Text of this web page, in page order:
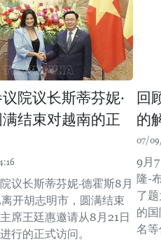
院议长斯蒂芬妮·
结束对越南的正
议长斯蒂芬妮·德霍斯8月
开胡志明市，圆满结束
席王廷惠邀请从8月21日
行的正式访问。
回
的
07/
9月
隆-
了
的
名等